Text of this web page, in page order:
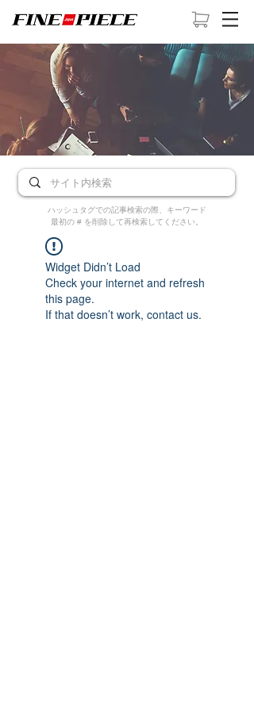
ハッシュタグでの記事検索の際、キーワード
最初の # を削除して再検索してください。
Widget Didn’t Load
Check your internet and refresh
this page.
If that doesn’t work, contact us.